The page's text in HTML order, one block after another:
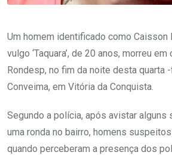
Um homem identificado como Caisson
vulgo ‘Taquara’, de 20 anos, morreu
Rondesp, no fim da noite desta quarta
Conveima, em Vitória da Conquista.
Segundo a polícia, após avistar alguns
uma ronda no bairro, homens
quando perceberam a presença dos